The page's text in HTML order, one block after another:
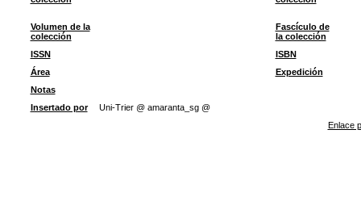
Volumen de la
colección
Fascículo de
la colección
ISSN
ISBN
Área
Expedición
Notas
Insertado por
Uni-Trier @ amaranta_sg @
Enlace